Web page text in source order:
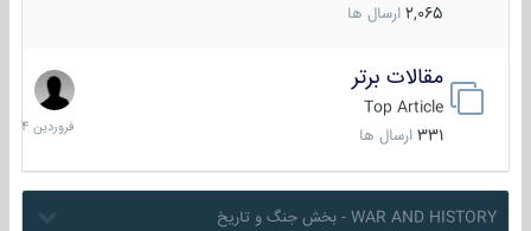
2,065 ارسال ها
مقالات برتر
Top Article
331 ارسال ها
29
فروردین
1404
WAR AND HISTORY - بخش جنگ و تاریخ